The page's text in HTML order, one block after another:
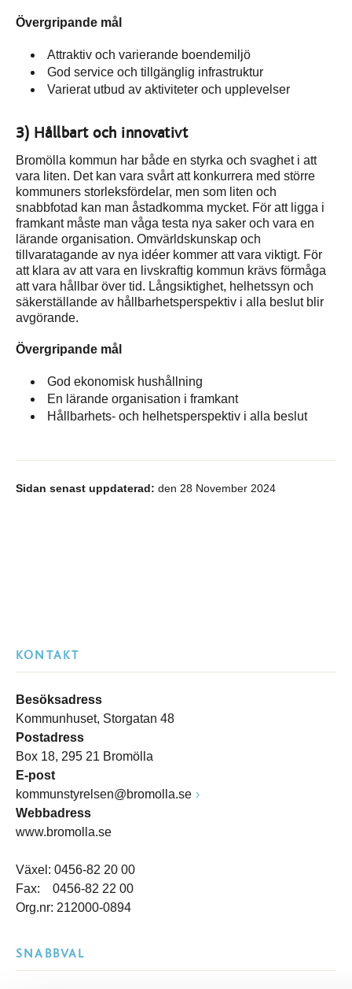
Övergripande mål
Attraktiv och varierande boendemiljö
God service och tillgänglig infrastruktur
Varierat utbud av aktiviteter och upplevelser
3) Hållbart och innovativt
Bromölla kommun har både en styrka och svaghet i att
vara liten. Det kan vara svårt att konkurrera med större
kommuners storleksfördelar, men som liten och
snabbfotad kan man åstadkomma mycket. För att ligga i
framkant måste man våga testa nya saker och vara en
lärande organisation. Omvärldskunskap och
tillvaratagande av nya idéer kommer att vara viktigt. För
att klara av att vara en livskraftig kommun krävs förmåga
att vara hållbar över tid. Långsiktighet, helhetssyn och
säkerställande av hållbarhetsperspektiv i alla beslut blir
avgörande.
Övergripande mål
God ekonomisk hushållning
En lärande organisation i framkant
Hållbarhets‐ och helhetsperspektiv i alla beslut
Sidan senast uppdaterad: den 28 November 2024
KONTAKT
Besöksadress
Kommunhuset, Storgatan 48
Postadress
Box 18, 295 21 Bromölla
E-post
kommunstyrelsen@bromolla.se
Webbadress
www.bromolla.se
Växel: 0456-82 20 00
Fax: 0456-82 22 00
Org.nr: 212000-0894
SNABBVAL